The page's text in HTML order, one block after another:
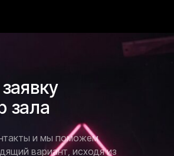
зала
и мы поможем
вариант, исходя из